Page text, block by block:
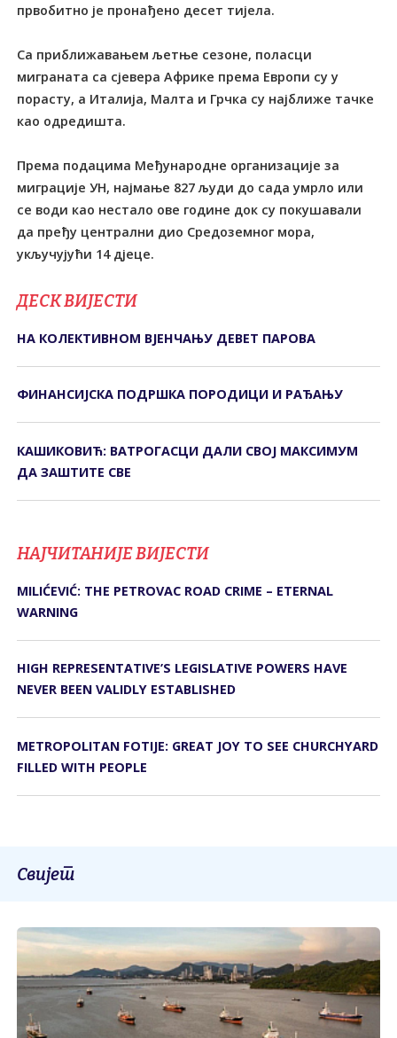
првобитно је пронађено десет тијела.
Са приближавањем љетње сезоне, поласци
миграната са сјевера Африке према Европи су у
порасту, а Италија, Малта и Грчка су најближе тачке
као одредишта.
Према подацима Међународне организације за
миграције УН, најмање 827 људи до сада умрло или
се води као нестало ове године док су покушавали
да пређу централни дио Средоземног мора,
укључујући 14 дјеце.
ДЕСК ВИЈЕСТИ
НА КОЛЕКТИВНОМ ВЈЕНЧАЊУ ДЕВЕТ ПАРОВА
ФИНАНСИЈСКА ПОДРШКА ПОРОДИЦИ И РАЂАЊУ
КАШИКОВИЋ: ВАТРОГАСЦИ ДАЛИ СВОЈ МАКСИМУМ
ДА ЗАШТИТЕ СВЕ
НАЈЧИТАНИЈЕ ВИЈЕСТИ
MILIĆEVIĆ: THE PETROVAC ROAD CRIME – ETERNAL
WARNING
HIGH REPRESENTATIVE’S LEGISLATIVE POWERS HAVE
NEVER BEEN VALIDLY ESTABLISHED
METROPOLITAN FOTIJE: GREAT JOY TO SEE CHURCHYARD
FILLED WITH PEOPLE
Свијет